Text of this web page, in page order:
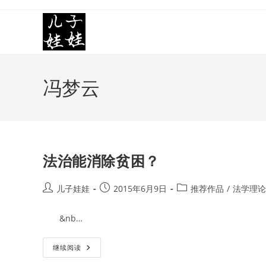
冯梦云
法治能消除贫困？
Post儿子娃娃
Post2015年6月9日
Post推荐作品 / 法学理
&nb…
继续阅读 法
治